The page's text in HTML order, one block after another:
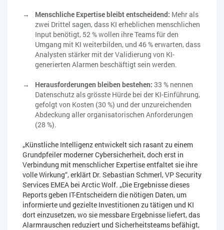
Menschliche Expertise bleibt entscheidend: Mehr als
zwei Drittel sagen, dass KI erheblichen menschlichen
Input benötigt, 52 % wollen ihre Teams für den
Umgang mit KI weiterbilden, und 46 % erwarten, dass
Analysten stärker mit der Validierung von KI-
generierten Alarmen beschäftigt sein werden.
Herausforderungen bleiben bestehen: 33 % nennen
Datenschutz als grösste Hürde bei der KI-Einführung,
gefolgt von Kosten (30 %) und der unzureichenden
Abdeckung aller organisatorischen Anforderungen
(28 %).
„Künstliche Intelligenz entwickelt sich rasant zu einem
Grundpfeiler moderner Cybersicherheit, doch erst in
Verbindung mit menschlicher Expertise entfaltet sie ihre
volle Wirkung“, erklärt Dr. Sebastian Schmerl, VP Security
Services EMEA bei Arctic Wolf. „Die Ergebnisse dieses
Reports geben IT-Entscheidern die nötigen Daten, um
informierte und gezielte Investitionen zu tätigen und KI
dort einzusetzen, wo sie messbare Ergebnisse liefert, das
Alarmrauschen reduziert und Sicherheitsteams befähigt,